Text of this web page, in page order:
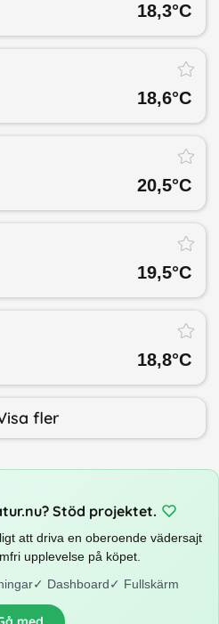
18,3°C
18,6°C
20,5°C
19,5°C
18,8°C
fler
Stöd projektet.
att driva en oberoende vädersajt
upplevelse på köpet.
✓ Dashboard✓ Fullskärm